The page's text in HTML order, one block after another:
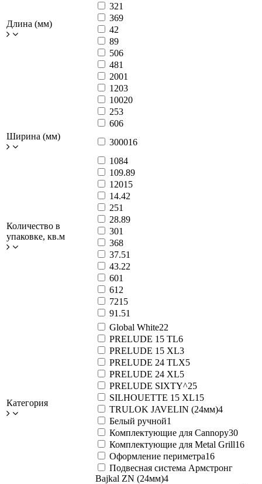
Длина (мм)
321
369
42
89
506
481
2001
1203
10020
253
606
Ширина (мм)
300016
Количество в
упаковке, кв.м
1084
109.89
12015
14.42
251
28.89
301
368
37.51
43.22
601
61 2
7215
91.51
Категория
Global White22
PRELUDE 15 TL6
PRELUDE 15 XL3
PRELUDE 24 TLX5
PRELUDE 24 XL5
PRELUDE SIXTY^25
SILHOUETTE 15 XL15
TRULOK JAVELIN (24мм)4
Белый ручной1
Комплектующие для Cannopy30
Комплектующие для Metal Grill16
Оформление периметра16
Подвесная система Армстронг
Bajkal ZN (24мм)4